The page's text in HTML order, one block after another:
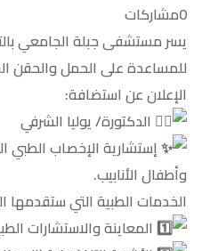
0مشاركات
يسر مستشفى جبلة الجامعي
للمساعدة على الحمل والحقن
الإعلان عن استضافة:
الدكتورة/ يوليا الشرفي
إستشارية الإخصاب
وأطفال الأنابيب.
الخدمات الطبية التي ستقدمها
المعاينة والاستشارات